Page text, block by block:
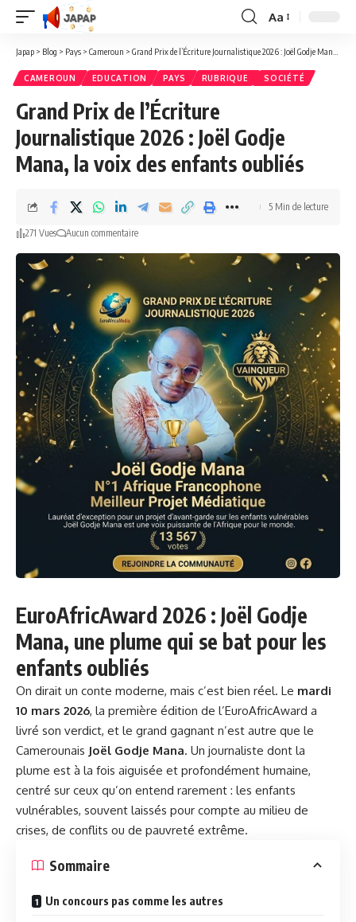
Redimensionner
la
Aa
Japap > Blog > Pays > Cameroun > Grand Prix de l’Écriture Journalistique 2026 : Joël Godje Mana, la voix des enfants oubliés
CAMEROUN EDUCATION PAYS RUBRIQUE SOCIÉTÉ
Grand Prix de l’Écriture
Journalistique 2026 : Joël Godje
Mana, la voix des enfants oubliés
271 Vues Aucun commentaire
5 Min de lecture
EuroAfricAward 2026 : Joël Godje
Mana, une plume qui se bat pour les
enfants oubliés
On dirait un conte moderne, mais c’est bien réel. Le mardi
10 mars 2026, la première édition de l’EuroAfricAward a
livré son verdict, et le grand gagnant n’est autre que le
Camerounais Joël Godje Mana. Un journaliste dont la
plume est à la fois aiguisée et profondément humaine,
centré sur ceux qu’on entend rarement : les enfants
vulnérables, souvent laissés pour compte au milieu de
crises, de conflits ou de pauvreté extrême.
Sommaire
Un concours pas comme les autres